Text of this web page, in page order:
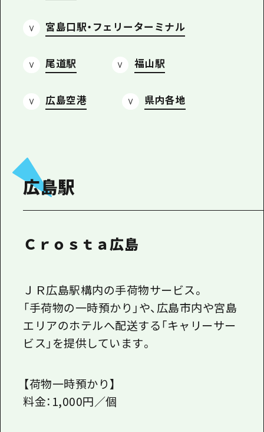
ガイドブック
よくあるご質問
メディア掲載情報
宮島口駅・フェリーターミナル
尾道駅 福山駅
広島空港 県内各地
広島駅
Ｃｒｏｓｔａ広島
ＪＲ広島駅構内の手荷物サービス。
「手荷物の一時預かり」や、広島市内や宮島
エリアのホテルへ配送する「キャリーサー
ビス」を提供しています。
【荷物一時預かり】
料金：1,000円／個